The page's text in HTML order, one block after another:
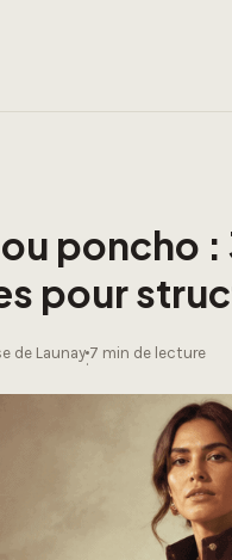
poncho
pour
de Launay
·
7 min de lecture